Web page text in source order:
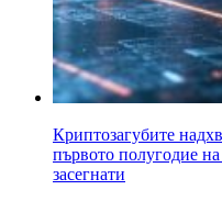
Криптозагубите
първото полугодие
засегнати